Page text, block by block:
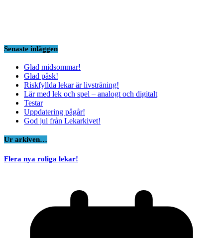
Senaste inläggen
Glad midsommar!
Glad påsk!
Riskfyllda lekar är livsträning!
Lär med lek och spel – analogt och digitalt
Testar
Uppdatering pågår!
God jul från Lekarkivet!
Ur arkiven…
Flera nya roliga lekar!